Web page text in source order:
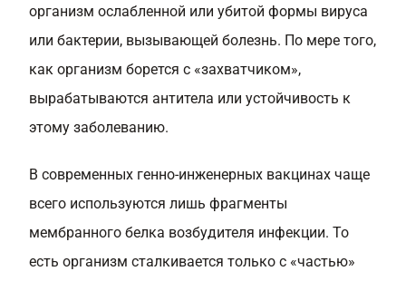
организм ослабленной или убитой формы вируса
или бактерии, вызывающей болезнь. По мере того,
как организм борется с «захватчиком»,
вырабатываются антитела или устойчивость к
этому заболеванию.
В современных генно-инженерных вакцинах чаще
всего используются лишь фрагменты
мембранного белка возбудителя инфекции. То
есть организм сталкивается только с «частью»